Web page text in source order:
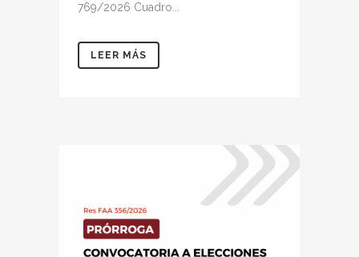
769/2026 Cuadro...
LEER MÁS